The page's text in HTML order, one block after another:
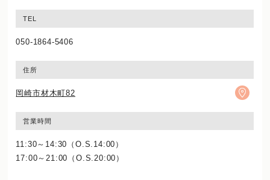
TEL
050-1864-5406
住所
岡崎市材木町82
営業時間
11:30～14:30（O.S.14:00）
17:00～21:00（O.S.20:00）